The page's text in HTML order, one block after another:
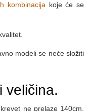
kombinacija koje će se
modeli se neće složiti
veličina.
ne prelaze 140cm.